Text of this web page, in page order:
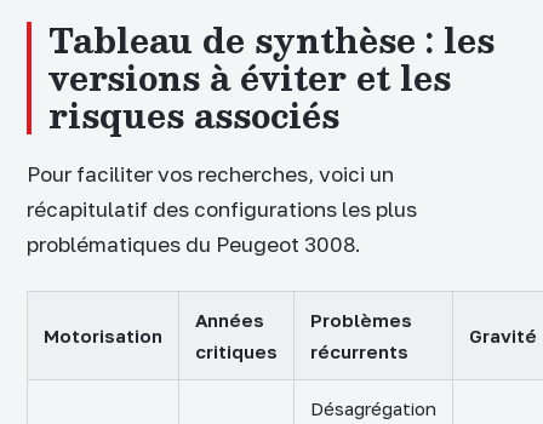
Tableau de synthèse : les
versions à éviter et les
risques associés
Pour faciliter vos recherches, voici un
récapitulatif des configurations les plus
problématiques du Peugeot 3008.
Motorisation
Années
critiques
Problèmes
récurrents
Gravité
Désagrégation